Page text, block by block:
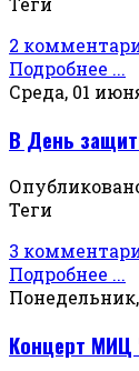
2
Подробнее ...
Среда, 01
В День
Теги
3
Подробнее ...
Понедельник,
Концерт